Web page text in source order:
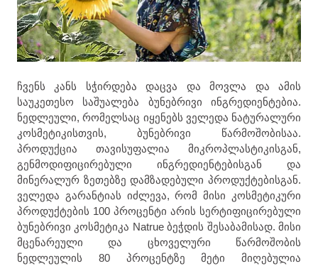
ჩვენს კანს სჭირდება დაცვა და მოვლა და ამის
საუკეთესო საშუალება ბუნებრივი ინგრედიენტებია.
ნედლეული, რომელსაც იყენებს ველედა ნატურალური
კოსმეტიკისთვის, ბუნებრივი წარმოშობისაა.
პროდუქცია თავისუფალია მიკროპლასტიკისგან,
გენმოდიფიცირებული ინგრედიენტებისგან და
მინერალურ ზეთებზე დამზადებული პროდუქტებისგან.
ველედა გარანტიას იძლევა, რომ მისი კოსმეტიკური
პროდუქტების 100 პროცენტი არის სერტიფიცირებული
ბუნებრივი კოსმეტიკა Natrue ბეჭდის შესაბამისად. მისი
მცენარეული და ცხოველური წარმოშობის
ნედლეულის 80 პროცენტზე მეტი მიღებულია